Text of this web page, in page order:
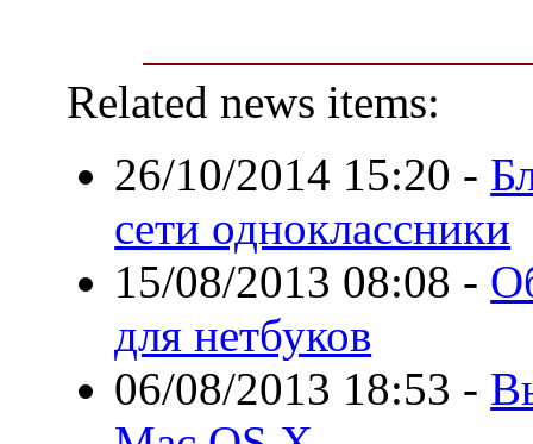
Related news items:
26/10/2014 15:20 -
сети одноклассники
15/08/2013 08:08 -
для нетбуков
06/08/2013 18:53 -